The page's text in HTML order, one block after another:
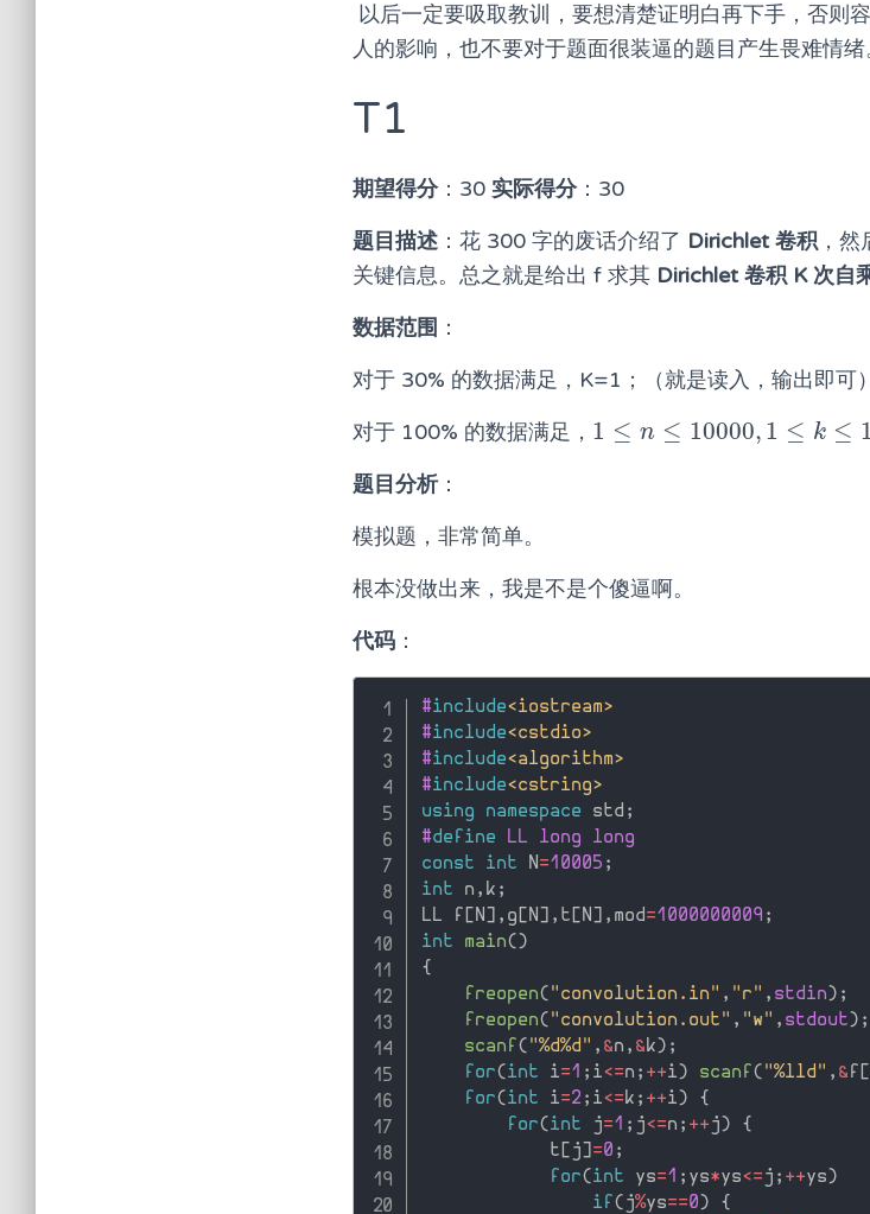
以后一定要吸取教训，要想清楚证明白再下手，否则
人的影响，也不要对于题面很装逼的题目产生畏难情绪
T1
期望得分：30 实际得分：30
题目描述 ：花 300 字的废话介绍了 Dirichlet 卷积 ，
关键信息。总之就是给出 f 求其 Dirichlet 卷积 K 次自
数据范围 ：
对于 30% 的数据满足，K=1；（就是读入，输出即可）
对于 100% 的数据满足， 1 ≤ n ≤ 10000, 1 ≤ k ≤
1 ≤n≤10000,1≤k≤10 ,0≤ f ≤
题目分析：
模拟题，非常简单。
根本没做出来，我是不是个傻逼啊。
代码 ：
#include<iostream>
#include<cstdio>
#include<algorithm>
#include<cstring>
using
namespace std ;
#define LL long long
const
int N=10005 ;
int n , k ;
LL f [N] , g [N] , t [N] , mod=1000000009 ;
int
main()
{
freopen( "convolution.in" , "r" , stdin) ;
freopen( "convolution.out" , "w" , stdout) ;
scanf ( "%d%d" , &n , &k) ;
for(int i=1 ; i<=n ; ++i) scanf ( "%lld" , & f [
for(int i=2 ; i<=k ; ++i)
{
for(int j=1 ; j<=n ; ++ j)
{
            t
[ j] =0 ;
for(int ys=1 ; ys*ys<= j ; ++ys)
if ( j%ys==0)
{